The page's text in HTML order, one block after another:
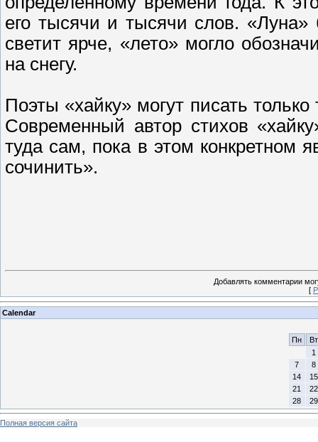
его тысячи и тысячи слов.
светит ярче, «лето» могло
на снегу.
Поэты «хайку» могут писать
Современный автор стихов
туда сам, пока в этом конкретном
сочинить».
Добавлять комментарии
[
Calendar
Пн
Вт
1
7
8
14
15
21
22
28
29
Полная версия сайта